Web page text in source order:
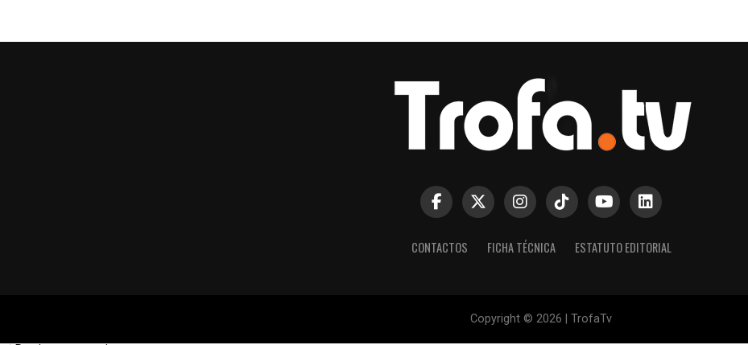
CONTACTOS FICHA TÉCNICA ESTATUTO EDITORIAL
Copyright © 2026 | TrofaTv